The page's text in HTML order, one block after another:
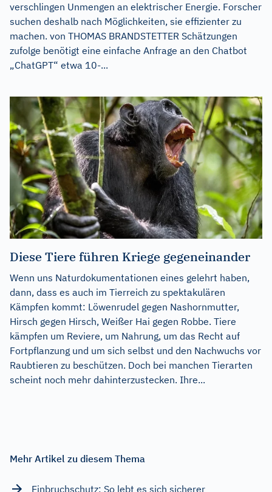
verschlingen Unmengen an elektrischer Energie. Forscher
suchen deshalb nach Möglichkeiten, sie effizienter zu
machen. von THOMAS BRANDSTETTER Schätzungen
zufolge benötigt eine einfache Anfrage an den Chatbot
„ChatGPT“ etwa 10-...
Diese Tiere führen Kriege gegeneinander
Wenn uns Naturdokumentationen eines gelehrt haben,
dann, dass es auch im Tierreich zu spektakulären
Kämpfen kommt: Löwenrudel gegen Nashornmutter,
Hirsch gegen Hirsch, Weißer Hai gegen Robbe. Tiere
kämpfen um Reviere, um Nahrung, um das Recht auf
Fortpflanzung und um sich selbst und den Nachwuchs vor
Raubtieren zu beschützen. Doch bei manchen Tierarten
scheint noch mehr dahinterzustecken. Ihre...
Mehr Artikel zu diesem Thema
Einbruchschutz: So lebt es sich sicherer